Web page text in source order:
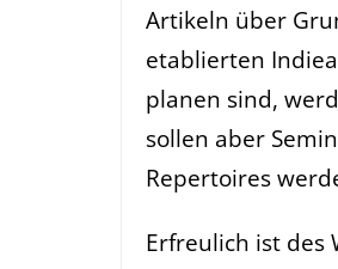
Artikeln über
etablierten
planen sind,
sollen aber
Repertoires
Erfreulich ist des